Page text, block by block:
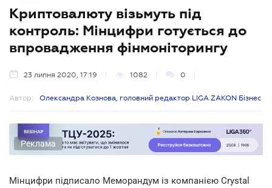
Криптовалюту візьмуть під
контроль: Мінцифри готується до
впровадження фінмоніторингу
23 липня 2020, 17:19 1082 0
Автор: Олександра Кознова, головний редактор LIGA ZAKON Бізнес
Реклама
Мінцифри підписало Меморандум із компанією Crystal